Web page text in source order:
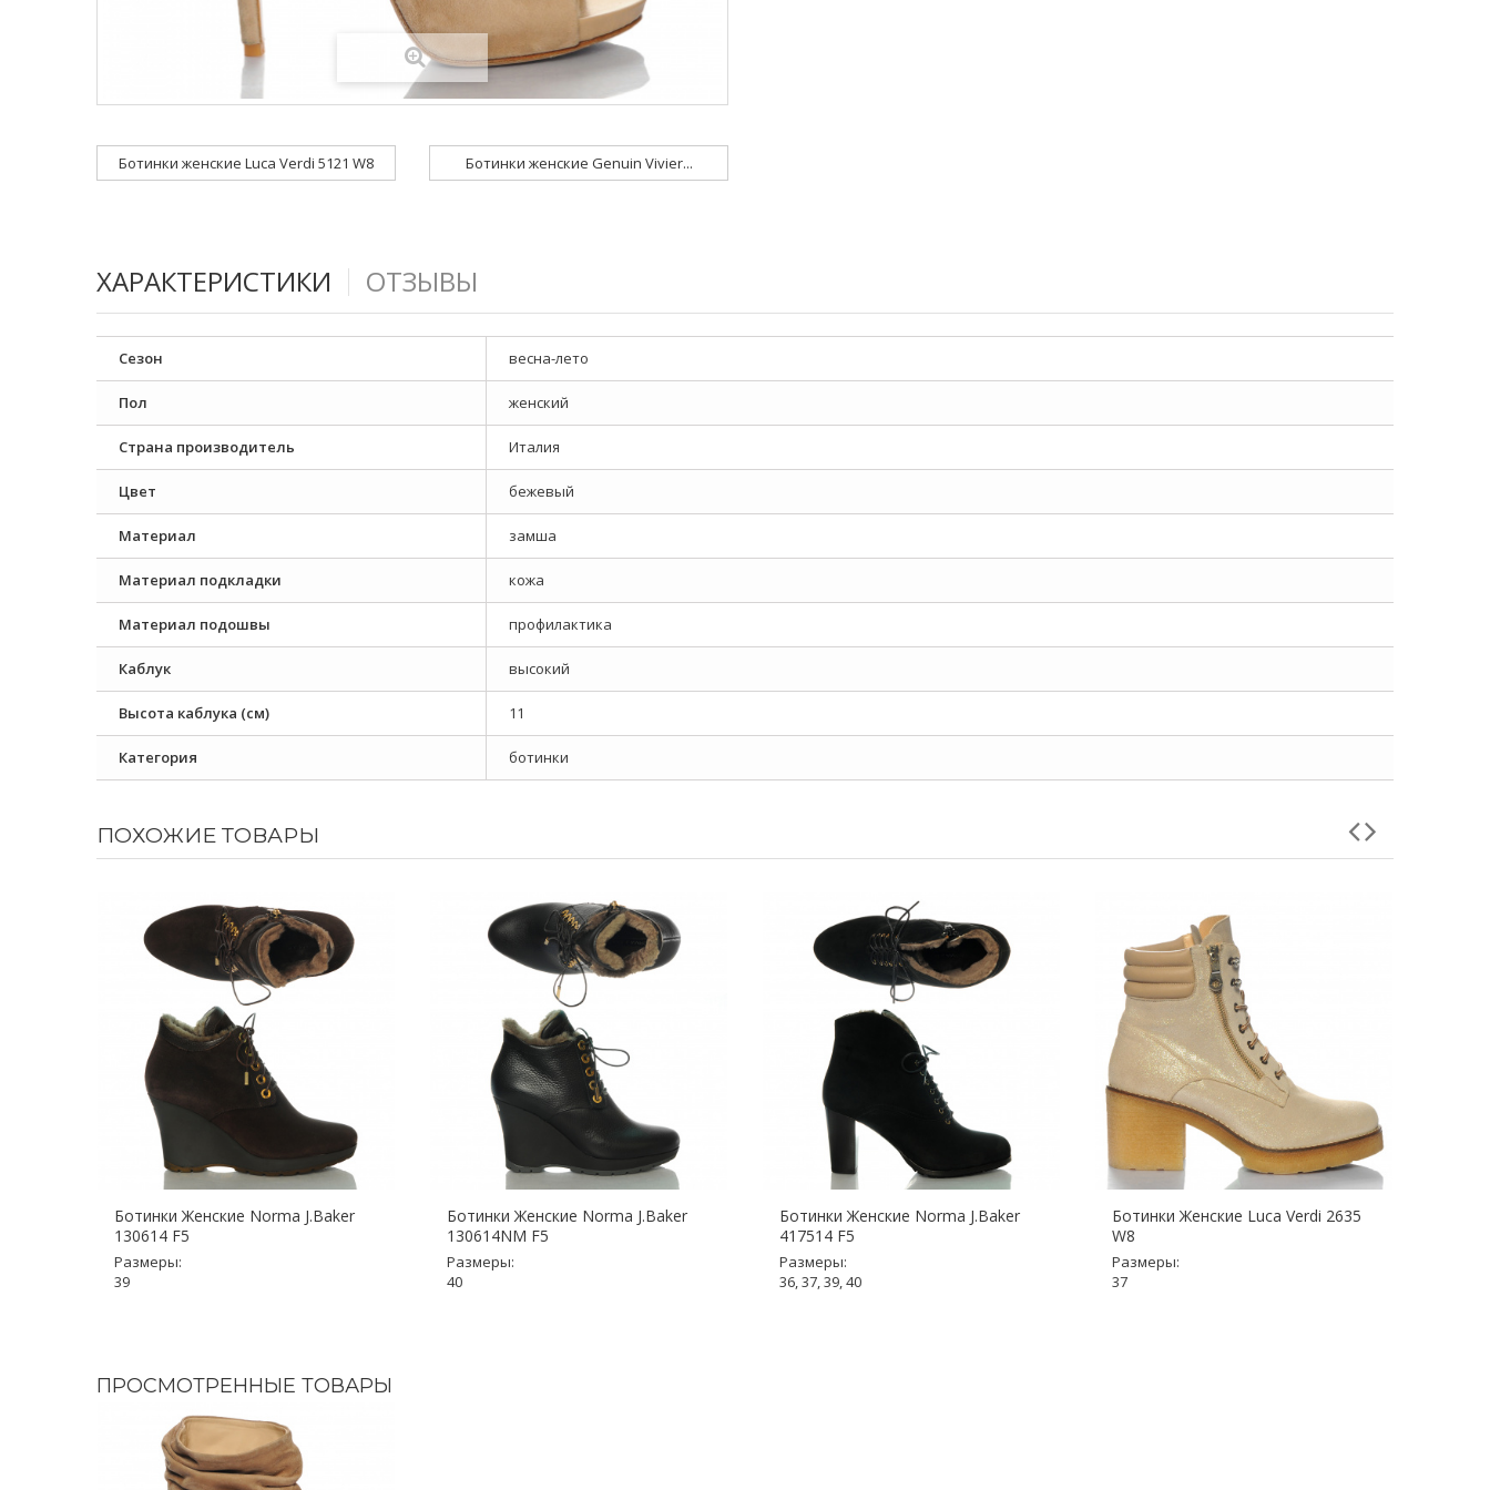
Ботинки женские Luca Verdi 5121 W8 Ботинки женские Genuin Vivier...
ХАРАКТЕРИСТИКИ ОТЗЫВЫ
Сезон весна-лето
Пол женский
Страна производитель Италия
Цвет бежевый
Материал замша
Материал подкладки кожа
Материал подошвы профилактика
Каблук высокий
Высота каблука (см) 11
Категория ботинки
ПОХОЖИЕ ТОВАРЫ
Ботинки Женские Norma J.Baker
130614 F5
Размеры:
39
Ботинки Женские Norma J.Baker
130614NM F5
Размеры:
40
Ботинки Женские Norma J.Baker
417514 F5
Размеры:
36, 37, 39, 40
Ботинки Женские Luca Verdi 2635
W8
Размеры:
37
ПРОСМОТРЕННЫЕ ТОВАРЫ